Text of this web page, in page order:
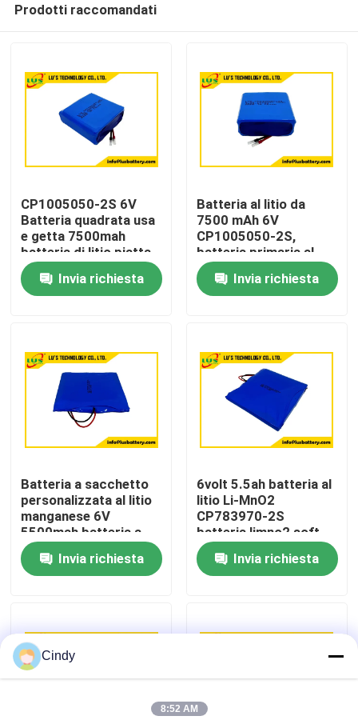
Casa
Circa noi
Giro della fabbrica
Contattici
Notizie
Batteria del cloruro di tionile del litio
Batteria del diossido del manganese del litio
Prodotti raccomandati
CP1005050-2S 6V
Batteria quadrata usa
e getta 7500mah
batteria di litio piatta
Personalizzazione
Invia richiesta
Batteria al litio da
7500 mAh 6V
CP1005050-2S,
batteria primaria al
litio personalizzata
Invia richiesta
Batteria a sacchetto
personalizzata al litio
manganese 6V
5500mah batteria a
cella sottile
CP783970-2S
Invia richiesta
6volt 5.5ah batteria al
litio Li-MnO2
CP783970-2S
batteria limno2 soft
pack fabbrica OEM
Invia richiesta
Cindy
8:52 AM